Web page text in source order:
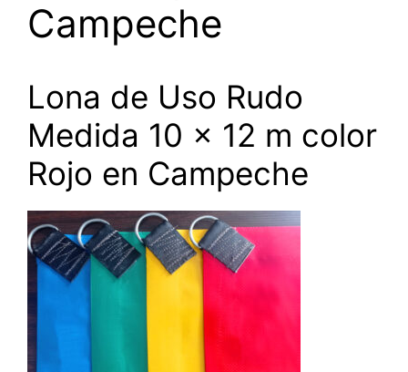
Campeche
Lona de Uso Rudo
Medida 10 x 12 m color
Rojo en Campeche